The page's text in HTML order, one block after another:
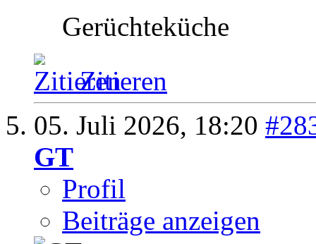
Gerüchteküche
Zitieren
05. Juli 2026, 18:20
GT
Profil
Beiträge anzeigen